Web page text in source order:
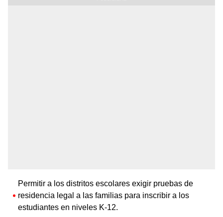
Permitir a los distritos escolares exigir pruebas de
residencia legal a las familias para inscribir a los
estudiantes en niveles K-12.